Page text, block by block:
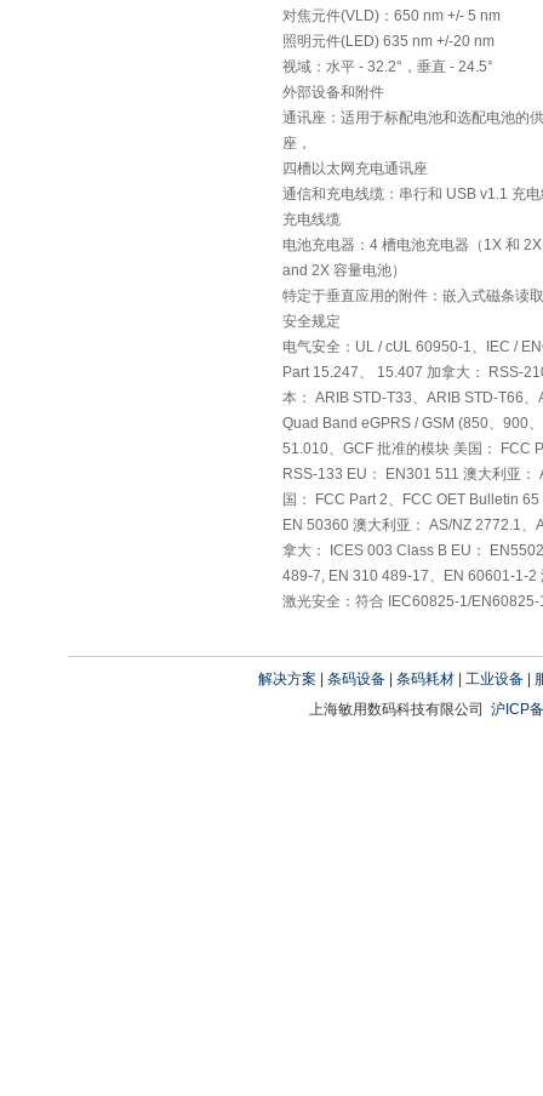
对焦元件(VLD)：650 nm +/- 5 nm
照明元件(LED) 635 nm +/-20 nm
视域：水平 - 32.2°，垂直 - 24.5°
外部设备和附件
通讯座：适用于标配电池和选配电池的
座，
四槽以太网充电通讯座
通信和充电线缆：串行和 USB v1.1 充
充电线缆
电池充电器：4 槽电池充电器（1X 和
and 2X 容量电池）
特定于垂直应用的附件：嵌入式磁条读
安全规定
电气安全：UL / cUL 60950-1、IEC /
Part 15.247、 15.407 加拿大： RSS-
本： ARIB STD-T33、ARIB STD-T66
Quad Band eGPRS / GSM (850、900
51.010、GCF 批准的模块 美国： FCC
RSS-133 EU： EN301 511 澳大利亚
国： FCC Part 2、FCC OET Bulletin
EN 50360 澳大利亚： AS/NZ 2772.1、
拿大： ICES 003 Class B EU：
489-7, EN 310 489-17、EN 60601-1-2
激光安全：符合 IEC60825-1/
解决方案 条码设备 条码耗材 工业设备
上海敏用数码科技有限公司 沪ICP